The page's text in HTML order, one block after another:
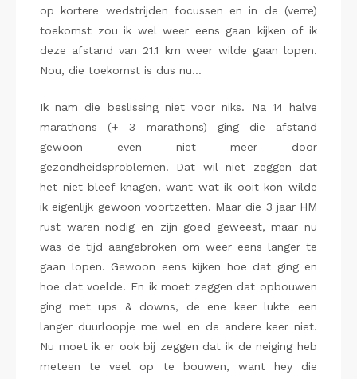
op kortere wedstrijden focussen en in de (verre)
toekomst zou ik wel weer eens gaan kijken of ik
deze afstand van 21.1 km weer wilde gaan lopen.
Nou, die toekomst is dus nu…
Ik nam die beslissing niet voor niks. Na 14 halve
marathons (+ 3 marathons) ging die afstand
gewoon even niet meer door
gezondheidsproblemen. Dat wil niet zeggen dat
het niet bleef knagen, want wat ik ooit kon wilde
ik eigenlijk gewoon voortzetten. Maar die 3 jaar HM
rust waren nodig en zijn goed geweest, maar nu
was de tijd aangebroken om weer eens langer te
gaan lopen. Gewoon eens kijken hoe dat ging en
hoe dat voelde. En ik moet zeggen dat opbouwen
ging met ups & downs, de ene keer lukte een
langer duurloopje me wel en de andere keer niet.
Nu moet ik er ook bij zeggen dat ik de neiging heb
meteen te veel op te bouwen, want hey die